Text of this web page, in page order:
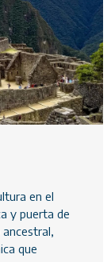
en el
y puerta de
que